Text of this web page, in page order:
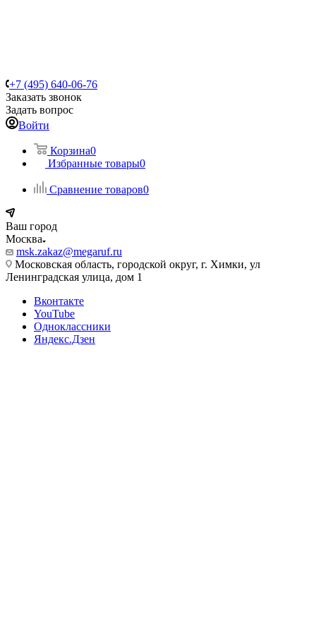
+7 (495) 640-06-76
Заказать звонок
Задать вопрос
Войти
Корзина0
Избранные товары0
Сравнение товаров0
Ваш город
Москва
msk.zakaz@megaruf.ru
Московская область, городской округ, г. Химки, ул
Ленинградская улица, дом 1
Вконтакте
YouTube
Одноклассники
Яндекс.Дзен